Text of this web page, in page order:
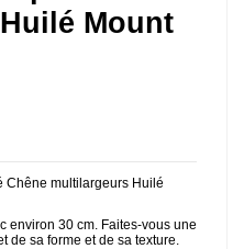
Mount
Chêne multilargeurs Huilé
environ 30 cm. Faites-vous une
de sa forme et de sa texture.